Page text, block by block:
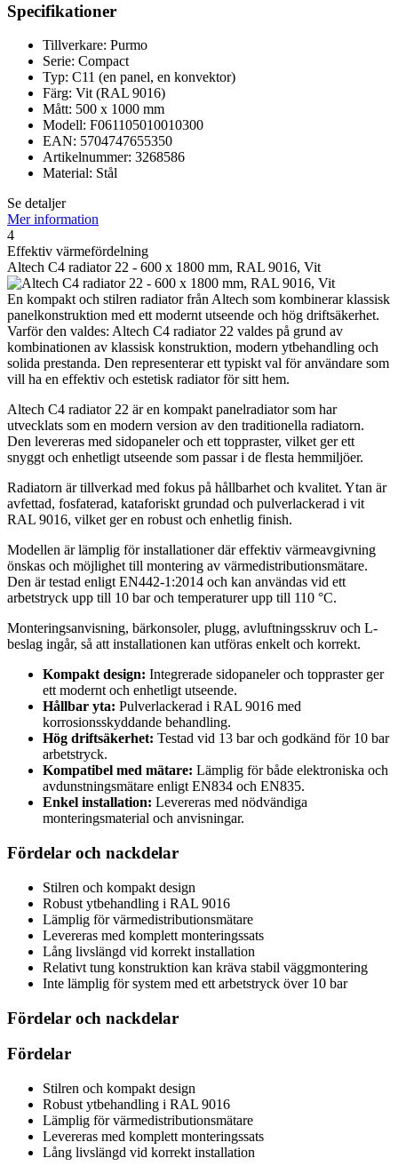
Specifikationer
Tillverkare: Purmo
Serie: Compact
Typ: C11 (en panel, en konvektor)
Färg: Vit (RAL 9016)
Mått: 500 x 1000 mm
Modell: F061105010010300
EAN: 5704747655350
Artikelnummer: 3268586
Material: Stål
Se detaljer
Mer information
4
Effektiv värmefördelning
Altech C4 radiator 22 - 600 x 1800 mm, RAL 9016, Vit
En kompakt och stilren radiator från Altech som kombinerar klassisk
panelkonstruktion med ett modernt utseende och hög driftsäkerhet.
Varför den valdes: Altech C4 radiator 22 valdes på grund av
kombinationen av klassisk konstruktion, modern ytbehandling och
solida prestanda. Den representerar ett typiskt val för användare som
vill ha en effektiv och estetisk radiator för sitt hem.
Altech C4 radiator 22 är en kompakt panelradiator som har
utvecklats som en modern version av den traditionella radiatorn.
Den levereras med sidopaneler och ett toppraster, vilket ger ett
snyggt och enhetligt utseende som passar i de flesta hemmiljöer.
Radiatorn är tillverkad med fokus på hållbarhet och kvalitet. Ytan är
avfettad, fosfaterad, kataforiskt grundad och pulverlackerad i vit
RAL 9016, vilket ger en robust och enhetlig finish.
Modellen är lämplig för installationer där effektiv värmeavgivning
önskas och möjlighet till montering av värmedistributionsmätare.
Den är testad enligt EN442-1:2014 och kan användas vid ett
arbetstryck upp till 10 bar och temperaturer upp till 110 °C.
Monteringsanvisning, bärkonsoler, plugg, avluftningsskruv och L-
beslag ingår, så att installationen kan utföras enkelt och korrekt.
Kompakt design: Integrerade sidopaneler och toppraster ger
ett modernt och enhetligt utseende.
Hållbar yta: Pulverlackerad i RAL 9016 med
korrosionsskyddande behandling.
Hög driftsäkerhet: Testad vid 13 bar och godkänd för 10 bar
arbetstryck.
Kompatibel med mätare: Lämplig för både elektroniska och
avdunstningsmätare enligt EN834 och EN835.
Enkel installation: Levereras med nödvändiga
monteringsmaterial och anvisningar.
Fördelar och nackdelar
Stilren och kompakt design
Robust ytbehandling i RAL 9016
Lämplig för värmedistributionsmätare
Levereras med komplett monteringssats
Lång livslängd vid korrekt installation
Relativt tung konstruktion kan kräva stabil väggmontering
Inte lämplig för system med ett arbetstryck över 10 bar
Fördelar och nackdelar
Fördelar
Stilren och kompakt design
Robust ytbehandling i RAL 9016
Lämplig för värmedistributionsmätare
Levereras med komplett monteringssats
Lång livslängd vid korrekt installation